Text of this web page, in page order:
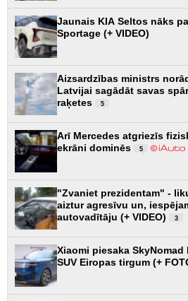
Jaunais KIA Seltos nāks
Sportage (+ VIDEO)
Aizsardzības ministrs
Latvijai sagādāt savas
raķetes
5
Arī Mercedes atgriezīs
ekrāni dominēs
5
"Zvaniet prezidentam" -
aiztur agresīvu un,
autovadītāju (+ VIDEO)
3
Xiaomi piesaka SkyNomad
SUV Eiropas tirgum (+